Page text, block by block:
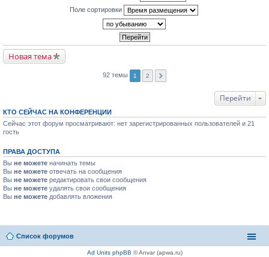
Поле сортировки
Новая тема
92 темы 1 2
Перейти
КТО СЕЙЧАС НА КОНФЕРЕНЦИИ
Сейчас этот форум просматривают: нет зарегистрированных пользователей и 21
гость
ПРАВА ДОСТУПА
Вы не можете начинать темы
Вы не можете отвечать на сообщения
Вы не можете редактировать свои сообщения
Вы не можете удалять свои сообщения
Вы не можете добавлять вложения
Список форумов
Ad Units phpBB © Anvar (apwa.ru)